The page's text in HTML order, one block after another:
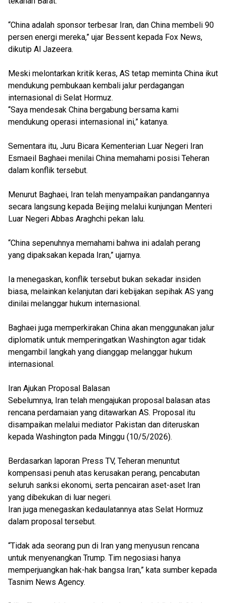
“China adalah sponsor terbesar Iran, dan China membeli 90
persen energi mereka,” ujar Bessent kepada Fox News,
dikutip Al Jazeera.
Meski melontarkan kritik keras, AS tetap meminta China ikut
mendukung pembukaan kembali jalur perdagangan
internasional di Selat Hormuz.
“Saya mendesak China bergabung bersama kami
mendukung operasi internasional ini,” katanya.
Sementara itu, Juru Bicara Kementerian Luar Negeri Iran
Esmaeil Baghaei menilai China memahami posisi Teheran
dalam konflik tersebut.
Menurut Baghaei, Iran telah menyampaikan pandangannya
secara langsung kepada Beijing melalui kunjungan Menteri
Luar Negeri Abbas Araghchi pekan lalu.
“China sepenuhnya memahami bahwa ini adalah perang
yang dipaksakan kepada Iran,” ujarnya.
Ia menegaskan, konflik tersebut bukan sekadar insiden
biasa, melainkan kelanjutan dari kebijakan sepihak AS yang
dinilai melanggar hukum internasional.
Baghaei juga memperkirakan China akan menggunakan jalur
diplomatik untuk memperingatkan Washington agar tidak
mengambil langkah yang dianggap melanggar hukum
internasional.
Iran Ajukan Proposal Balasan
Sebelumnya, Iran telah mengajukan proposal balasan atas
rencana perdamaian yang ditawarkan AS. Proposal itu
disampaikan melalui mediator Pakistan dan diteruskan
kepada Washington pada Minggu (10/5/2026).
Berdasarkan laporan Press TV, Teheran menuntut
kompensasi penuh atas kerusakan perang, pencabutan
seluruh sanksi ekonomi, serta pencairan aset-aset Iran
yang dibekukan di luar negeri.
Iran juga menegaskan kedaulatannya atas Selat Hormuz
dalam proposal tersebut.
“Tidak ada seorang pun di Iran yang menyusun rencana
untuk menyenangkan Trump. Tim negosiasi hanya
memperjuangkan hak-hak bangsa Iran,” kata sumber kepada
Tasnim News Agency.